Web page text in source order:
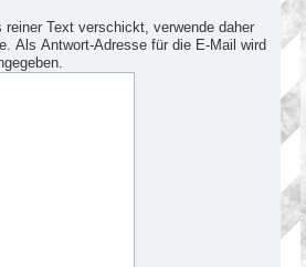
reiner Text verschickt, verwende daher
Als Antwort-Adresse für die E-Mail wird